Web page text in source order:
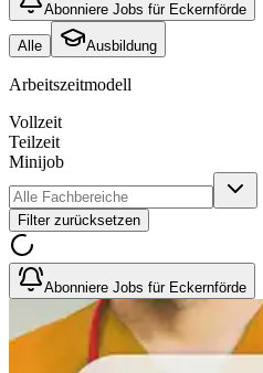
Abonniere Jobs für Eckernförde
Alle Ausbildung
Arbeitszeitmodell
Vollzeit
Teilzeit
Minijob
Filter zurücksetzen
Abonniere Jobs für Eckernförde